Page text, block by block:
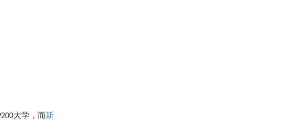
大学，而斯